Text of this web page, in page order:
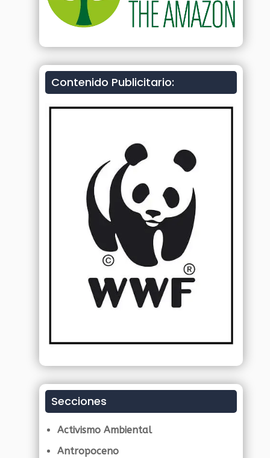
Contenido Publicitario:
Secciones
Activismo Ambiental
Antropoceno